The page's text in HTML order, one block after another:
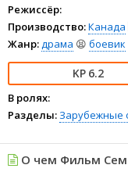
Режиссёр:
Производство:Канада
Жанр:драма 😫 боевик
6.2
В ролях:
Разделы: Зарубежные
О чем Фильм